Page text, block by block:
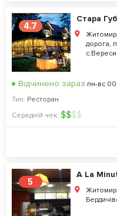
4.7
Стара
дорога,
с.Вереси
Відчинено зараз пн-вс
Тип: Ресторан
Середній чек: $$$$
5
A La